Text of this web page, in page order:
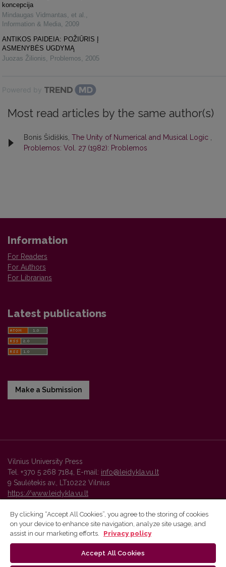
koncepcija
Mindaugas Vidmantas, et al.
Information & Media
2009
ANTIKOS PAIDEIA: POŽIŪRIS Į
ASMENYBĖS UGDYMĄ
Juozas Žilionis
Problemos 2005
Powered by
Most read articles by the same author(s)
Bonis Šidiškis, The Unity of Numerical and Musical Logic
Problemos: Vol. 27 (1982): Problemos
Information
For Readers
For Authors
For Librarians
Latest publications
Make a Submission
Vilnius University Press
Tel. +370 5 268 7184, E-mail: info@leidykla.vu.lt
9 Saulėtekis av., LT10222 Vilnius
https://www.leidykla.vu.lt
Vilnius University Press platform and metadata are distributed by
By clicking “Accept All Cookies”, you agree to the storing of cookies
on your device to enhance site navigation, analyze site usage, and
assist in our marketing efforts.
Privacy policy
Accept All Cookies